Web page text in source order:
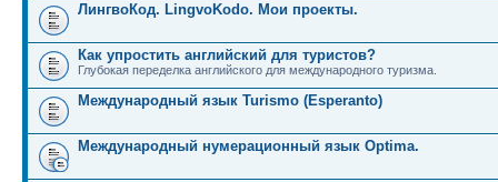
ЛингвоКод. LingvoKodo. Мои проекты.
Как упростить английский для туристов?
Глубокая переделка английского для международного туризма.
Международный язык Turismo (Esperanto)
Международный нумерационный язык Optima.